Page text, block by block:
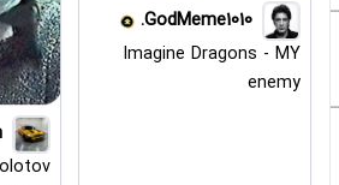
GodMeme1010.
Imagine Dragons - MY
enemy